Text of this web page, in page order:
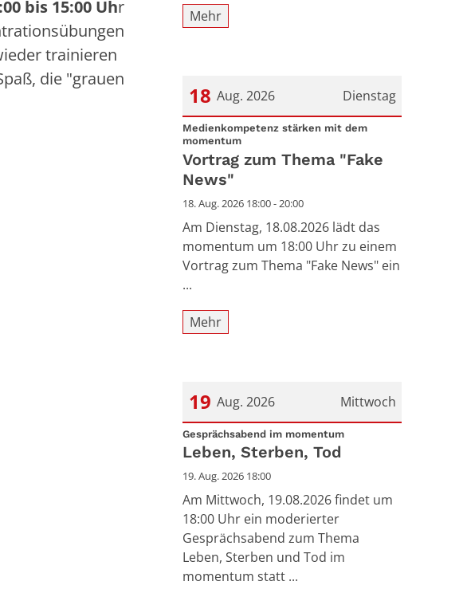
bis 15:00 Uhr
trainieren
die "grauen
Mehr
Dienstag
18 Aug. 2026
Datum: 18. August 2026
Medienkompetenz stärken mit dem
momentum:
Vortrag zum Thema "Fake
News"
18. Aug. 2026 18:00 - 20:00
Am Dienstag, 18.08.2026 lädt das
momentum um 18:00 Uhr zu einem
Vortrag zum Thema "Fake News" ein
...
Mehr
Mittwoch
19 Aug. 2026
Datum: 19. August 2026
Gesprächsabend im momentum:
Leben, Sterben, Tod
19. Aug. 2026 18:00
Am Mittwoch, 19.08.2026 findet um
18:00 Uhr ein moderierter
Gesprächsabend zum Thema
Leben, Sterben und Tod im
momentum statt ...